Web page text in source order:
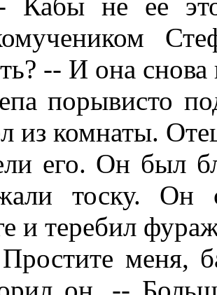
-- И она снова
порывисто
из комнаты.
его. Он был
тоску. Он
и теребил
меня,